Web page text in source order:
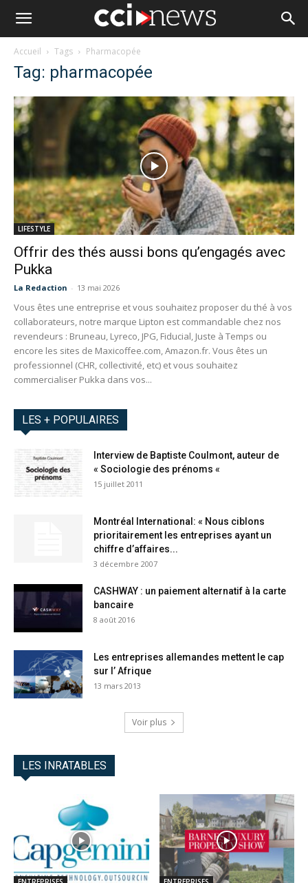
Accueil Tags Pharmacopée
Tag: pharmacopée
LIFESTYLE
Offrir des thés aussi bons qu’engagés avec
Pukka
La Redaction - 13 mai 2026
Vous êtes une entreprise et vous souhaitez proposer du thé à vos
collaborateurs, notre marque Lipton est commandable chez nos
revendeurs : Bruneau, Lyreco, JPG, Fiducial, Juste à Temps ou
encore les sites de Maxicoffee.com, Amazon.fr. Vous êtes un
professionnel (CHR, collectivité, etc) et vous souhaitez
commercialiser Pukka dans vos...
LES + POPULAIRES
Interview de Baptiste Coulmont, auteur de
« Sociologie des prénoms «
15 juillet 2011
Montréal International: « Nous ciblons
prioritairement les entreprises ayant un
chiffre d’affaires...
3 décembre 2007
CASHWAY : un paiement alternatif à la carte
bancaire
8 août 2016
Les entreprises allemandes mettent le cap
sur l’ Afrique
13 mars 2013
Voir plus
LES INRATABLES